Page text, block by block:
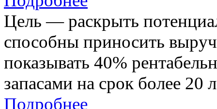
Цель — раскрыть
способны приносить
показывать 40%
запасами на срок более 20
Подробнее